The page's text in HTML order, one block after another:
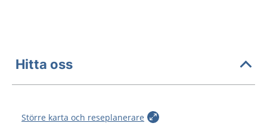
Hitta oss
Större karta och reseplanerare